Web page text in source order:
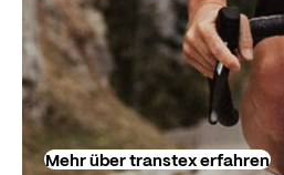
Mehr über transtex erfahren